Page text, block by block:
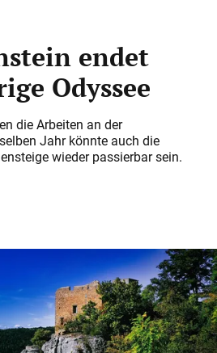
endet
Odyssee
die Arbeiten an der
Jahr könnte auch die
wieder passierbar sein.